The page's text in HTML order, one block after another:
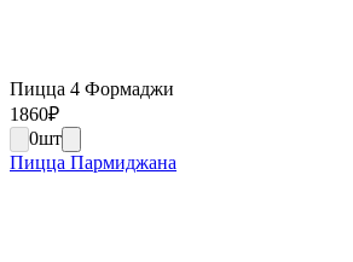
Пицца 4 Формаджи
1860₽
0шт
Пицца Пармиджана